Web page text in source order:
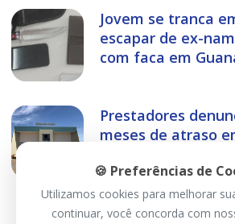
Jovem se tranca
escapar de ex-
com faca em
Prestadores
meses de atraso
🍪 Preferências de
Utilizamos cookies para melhorar
continuar, você concorda com